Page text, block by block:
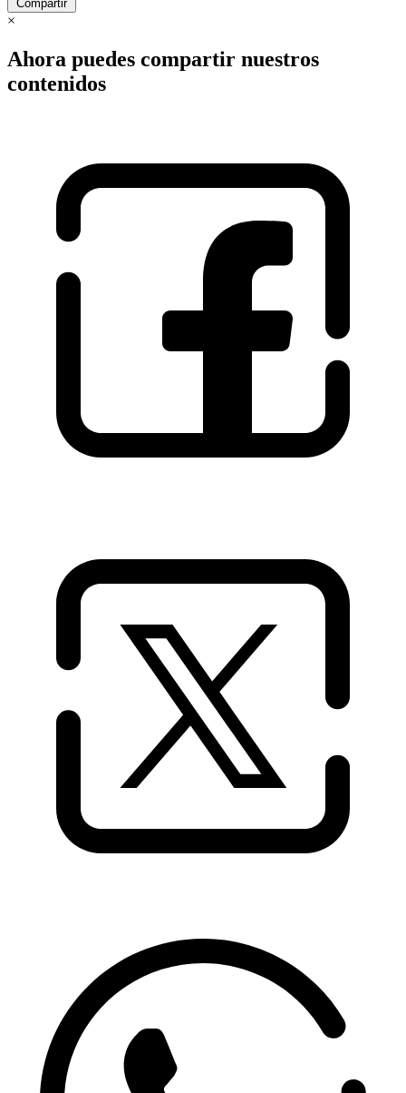
Compartir
×
Ahora puedes compartir nuestros
contenidos